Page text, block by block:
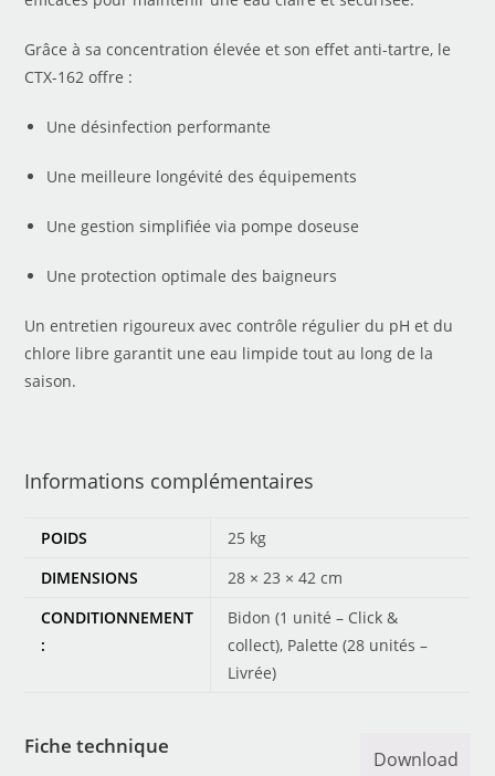
Grâce à sa concentration élevée et son effet anti-tartre, le
CTX-162 offre :
Une désinfection performante
Une meilleure longévité des équipements
Une gestion simplifiée via pompe doseuse
Une protection optimale des baigneurs
Un entretien rigoureux avec contrôle régulier du pH et du
chlore libre garantit une eau limpide tout au long de la
saison.
Informations complémentaires
POIDS
25 kg
DIMENSIONS
28 × 23 × 42 cm
CONDITIONNEMENT
:
Bidon (1 unité – Click &
collect), Palette (28 unités –
Livrée)
Fiche technique
Download